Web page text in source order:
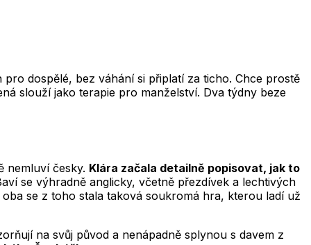
dospělé, bez váhání si připlatí za ticho. Chce prostě
slouží jako terapie pro manželství. Dva týdny beze
nemluví česky. Klára začala detailně popisovat, jak to
se výhradně anglicky, včetně přezdívek a lechtivých
se z toho stala taková soukromá hra, kterou ladí už
na svůj původ a nenápadně splynou s davem z